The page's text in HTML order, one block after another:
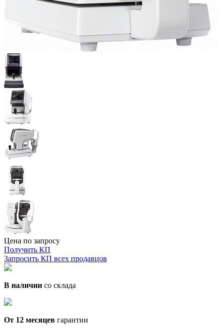
Цена по запросу
Получить КП
Запросить КП всех продавцов
В наличии со склада
От 12 месяцев гарантии